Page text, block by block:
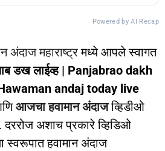
Powered by AI Recap
अंदाज महाराष्ट्रमध्ये आपले स्वागत
डख लाईव्ह | Panjabrao dakh
andaj today live
आजचा हवामान अंदाजव्हिडीओ
दररोज अशाच प्रकारे व्हिडिओ
स्वरूपात हवामान अंदाज